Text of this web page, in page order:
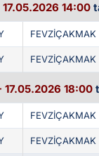
14:00
FEVZİÇAKMAK
FEVZİÇAKMAK
17.05.2026 18:00
FEVZİÇAKMAK
FEVZİÇAKMAK